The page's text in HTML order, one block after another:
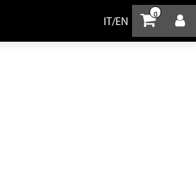
0
IT/EN